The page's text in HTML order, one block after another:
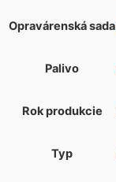
Opravárenská sada
Palivo
Rok produkcie
Typ